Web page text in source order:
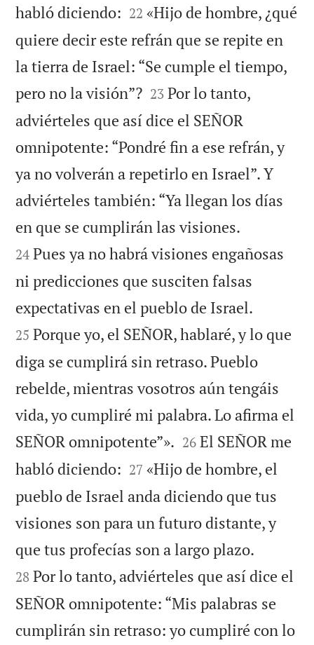
habló diciendo: 

22 «Hijo de hombre, ¿qué
quiere decir este refrán que se repite en
la tierra de Israel: “Se cumple el tiempo,
pero no la visión”?
23 Por lo tanto,
adviérteles que así dice el SEÑOR
omnipotente: “Pondré fin a ese refrán, y
ya no volverán a repetirlo en Israel”. Y
adviérteles también: “Ya llegan los días
en que se cumplirán las visiones.
24 Pues ya no habrá visiones engañosas
ni predicciones que susciten falsas
expectativas en el pueblo de Israel.
25 Porque yo, el SEÑOR, hablaré, y lo que
diga se cumplirá sin retraso. Pueblo
rebelde, mientras vosotros aún tengáis
vida, yo cumpliré mi palabra. Lo afirma el
SEÑOR omnipotente”». 

26 El SEÑOR me
habló diciendo: 

27 «Hijo de hombre, el
pueblo de Israel anda diciendo que tus
visiones son para un futuro distante, y
que tus profecías son a largo plazo.
28 Por lo tanto, adviérteles que así dice el
SEÑOR omnipotente: “Mis palabras se
cumplirán sin retraso: yo cumpliré con lo